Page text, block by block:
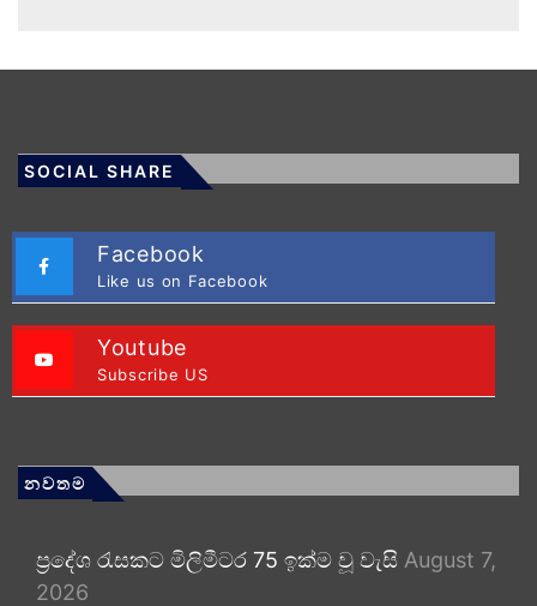
SOCIAL SHARE
Facebook
Like us on Facebook
Youtube
Subscribe US
නවතම
ප්‍රදේශ රැසකට මිලිමීටර 75 ඉක්ම වූ වැසි August 7,
2026